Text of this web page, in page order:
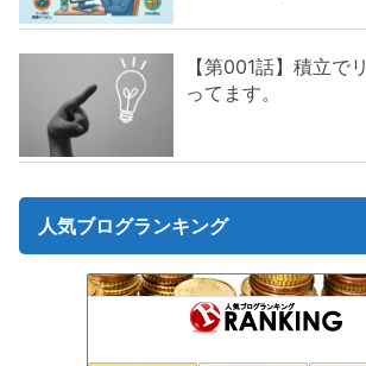
【第001話】積立で
ってます。
人気ブログランキング